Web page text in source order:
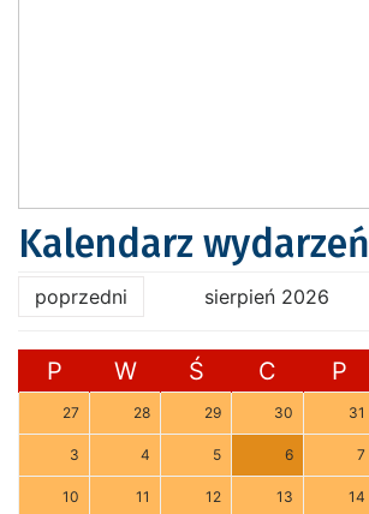
Kalendarz wydarzeń
poprzedni sierpień 2026
P W Ś C P
27 28 29 30 31
3 4 5 6 7
10 11 12 13 14